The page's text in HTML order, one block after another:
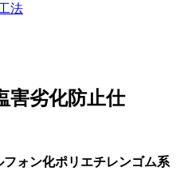
法
害劣化防止仕
ォン化ポリエチレンゴム系